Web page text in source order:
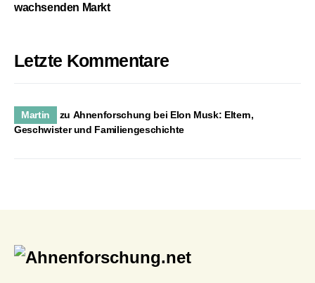
wachsenden Markt
Letzte Kommentare
Martin zu Ahnenforschung bei Elon Musk: Eltern,
Geschwister und Familiengeschichte